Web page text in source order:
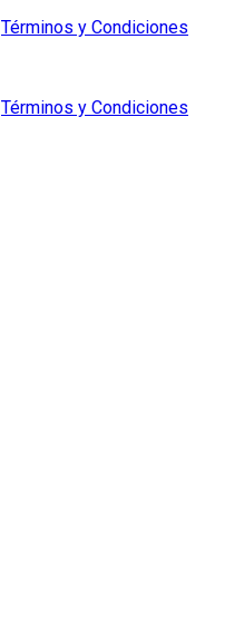
Términos y Condiciones
Términos y Condiciones